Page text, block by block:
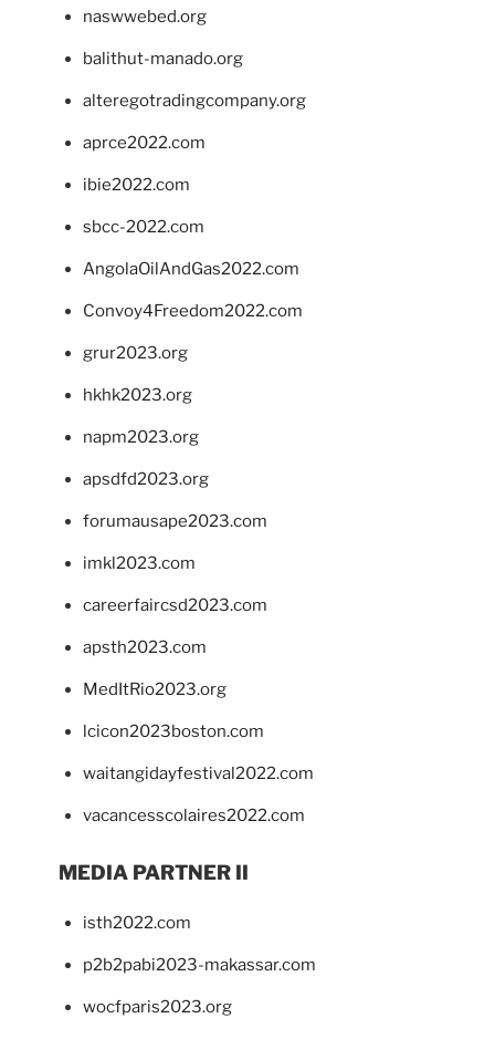
naswwebed.org
balithut-manado.org
alteregotradingcompany.org
aprce2022.com
ibie2022.com
sbcc-2022.com
AngolaOilAndGas2022.com
Convoy4Freedom2022.com
grur2023.org
hkhk2023.org
napm2023.org
apsdfd2023.org
forumausape2023.com
imkl2023.com
careerfaircsd2023.com
apsth2023.com
MedItRio2023.org
lcicon2023boston.com
waitangidayfestival2022.com
vacancesscolaires2022.com
MEDIA PARTNER II
isth2022.com
p2b2pabi2023-makassar.com
wocfparis2023.org